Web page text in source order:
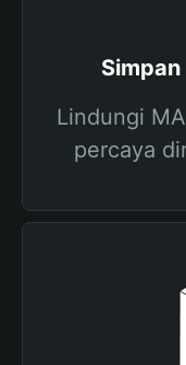
Simpan
Lindungi
percaya